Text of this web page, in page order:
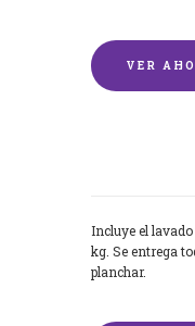
VER
Incluye el
kg. Se entrega
planchar.